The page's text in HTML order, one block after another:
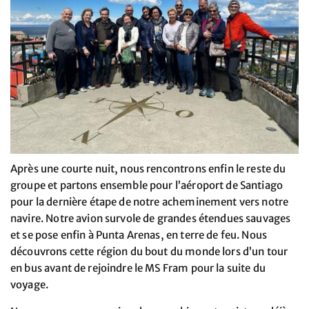
Après une courte nuit, nous rencontrons enfin le reste du
groupe et partons ensemble pour l’aéroport de Santiago
pour la dernière étape de notre acheminement vers notre
navire. Notre avion survole de grandes étendues sauvages
et se pose enfin à Punta Arenas, en terre de feu. Nous
découvrons cette région du bout du monde lors d’un tour
en bus avant de rejoindre le MS Fram pour la suite du
voyage.